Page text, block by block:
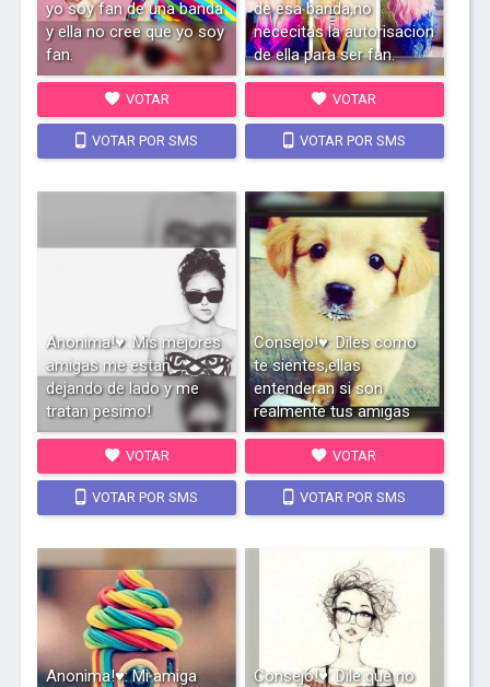
yo soy fan de una banda
y ella no cree que yo soy
fan.
VOTAR
VOTAR POR SMS
de esa banda,no
nececitas la autorisacion
de ella para ser fan.
VOTAR
VOTAR POR SMS
Anonima!♥: Mis mejores
amigas me estan
dejando de lado y me
tratan pesimo!
VOTAR
VOTAR POR SMS
Consejo!♥: Diles como
te sientes,ellas
entenderan si son
realmente tus amigas
VOTAR
VOTAR POR SMS
Anonima!♥: Mi amiga
Consejo!♥: Dile que no